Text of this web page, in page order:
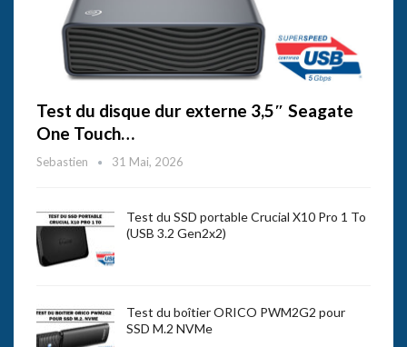
Test du disque dur externe 3,5″ Seagate
One Touch…
Sebastien 31 Mai, 2026
Test du SSD portable Crucial X10 Pro 1 To
(USB 3.2 Gen2x2)
Test du boîtier ORICO PWM2G2 pour
SSD M.2 NVMe